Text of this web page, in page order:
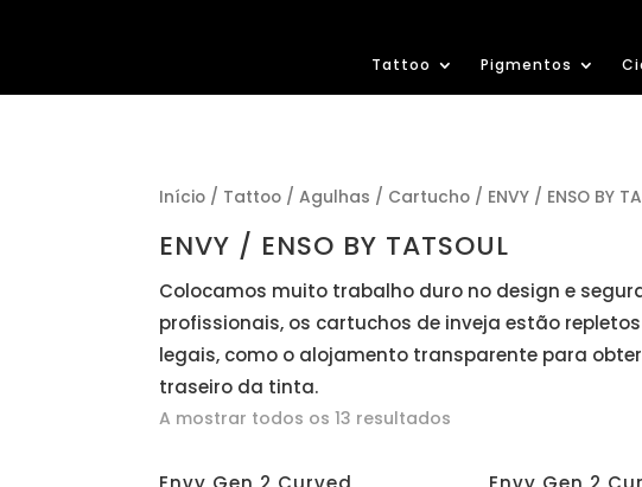
Tattoo Pigmentos
Início / Tattoo /Agulhas / Cartucho / ENVY / ENSO BY
ENVY / ENSO BY TATSOUL
Colocamos muito trabalho duro no design e
profissionais, os cartuchos de inveja estão
legais, como o alojamento transparente para
traseiro da tinta.
A mostrar todos os 13 resultados